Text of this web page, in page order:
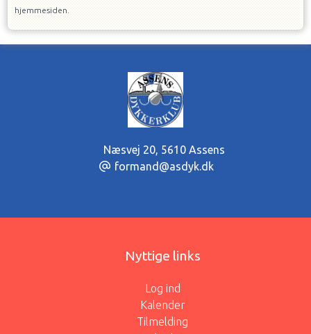
hjemmesiden.
Næsvej 20, 5610 Assens
formand@asdyk.dk
Nyttige links
Log ind
Kalender
Tilmelding